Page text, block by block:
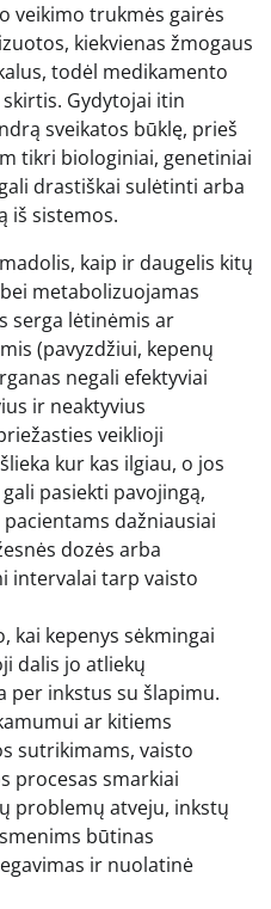
veikimo trukmės gairės
kiekvienas žmogaus
todėl medikamento
Gydytojai itin
sveikatos būklę, prieš
tikri biologiniai, genetiniai
drastiškai sulėtinti arba
iš sistemos.
kaip ir daugelis kitų
metabolizuojamas
serga lėtinėmis ar
(pavyzdžiui, kepenų
negali efektyviai
ir neaktyvius
veiklioji
kur kas ilgiau, o jos
pasiekti pavojingą,
dažniausiai
dozės arba
intervalai tarp vaisto
kai kepenys sėkmingai
dalis jo atliekų
per inkstus su šlapimu.
ar kitiems
sutrikimams, vaisto
procesas smarkiai
problemų atveju, inkstų
būtinas
ir nuolatinė